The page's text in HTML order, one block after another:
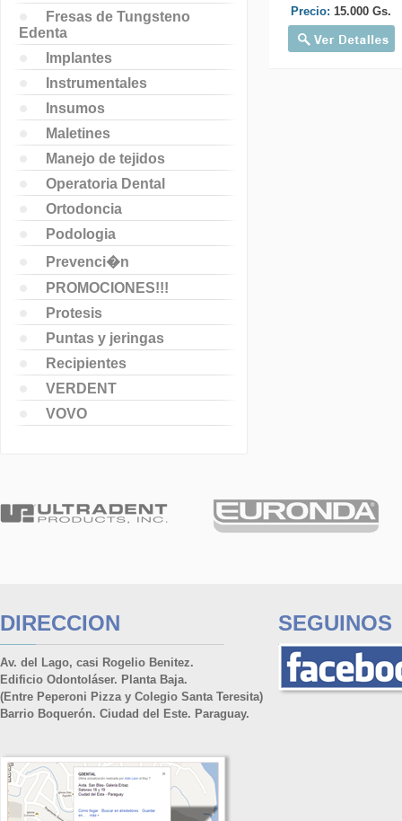
Fresas de Tungsteno
Edenta
Implantes
Instrumentales
Insumos
Maletines
Manejo de tejidos
Operatoria Dental
Ortodoncia
Podologia
Prevenci�n
PROMOCIONES!!!
Protesis
Puntas y jeringas
Recipientes
VERDENT
VOVO
Precio: 15.000 Gs.
DIRECCION
Av. del Lago, casi Rogelio Benitez.
Edificio Odontoláser. Planta Baja.
(Entre Peperoni Pizza y Colegio Santa Teresita)
Barrio Boquerón. Ciudad del Este. Paraguay.
SEGUINOS